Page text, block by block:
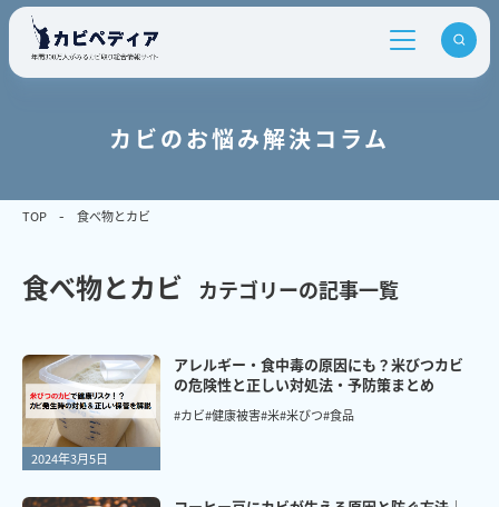
カビのお悩み解決コラム
TOP 食べ物とカビ
食べ物とカビ カテゴリーの記事一覧
2024年3月5日
アレルギー・食中毒の原因にも？米びつカビ
の危険性と正しい対処法・予防策まとめ
#カビ#健康被害#米#米びつ#食品